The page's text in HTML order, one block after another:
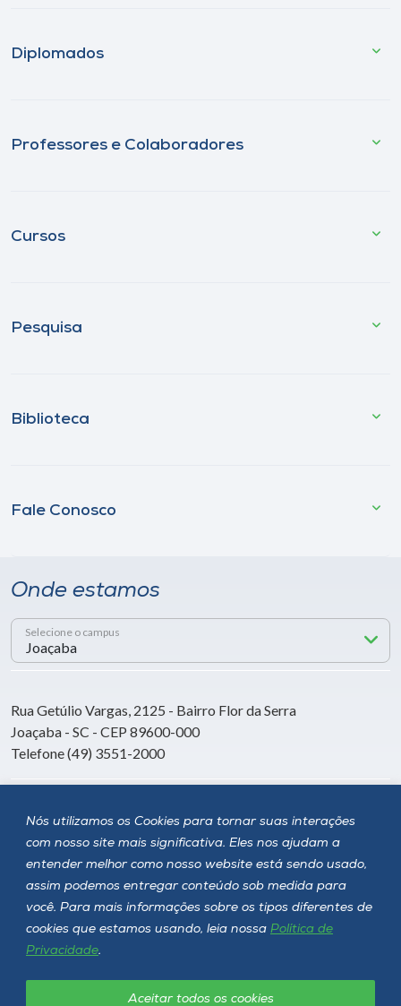
Nós utilizamos os Cookies para tornar suas interações
com nosso site mais significativa. Eles nos ajudam a
entender melhor como nosso website está sendo usado,
assim podemos entregar conteúdo sob medida para
você. Para mais informações sobre os tipos diferentes de
cookies que estamos usando, leia nossa Política de
Privacidade.
Aceitar todos os cookies
Diplomados
Professores e Colaboradores
Cursos
Pesquisa
Biblioteca
Fale Conosco
Onde estamos
Selecione o campus
Rua Getúlio Vargas, 2125 - Bairro Flor da Serra
Joaçaba - SC - CEP 89600-000
Telefone (49) 3551-2000
Siga a Unoesc